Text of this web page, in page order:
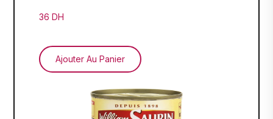
36 DH
Ajouter Au Panier